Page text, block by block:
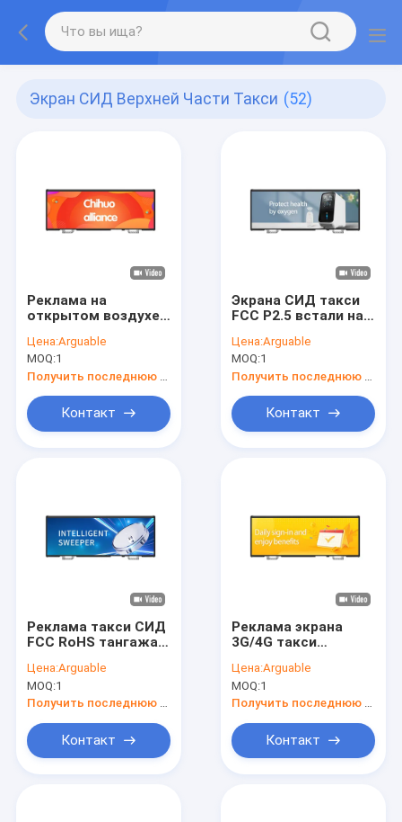
Экран СИД Верхней Части Такси (52)
Реклама на
открытом воздухе
яркости экрана СИД
такси 100W
верхнего верхняя
Цена:Arguable
MOQ:1
Контакт
Экрана СИД такси
FCC P2.5 встали на
который верхние
части такси цифров
разрешения
верхнего высокие
Цена:Arguable
MOQ:1
Контакт
Реклама такси СИД
FCC RoHS тангажа
СИД верхней части
такси OEM верхняя
Цена:Arguable
MOQ:1
Контакт
Реклама экрана
3G/4G такси
дистанционного
управления P5
верхняя 960*320mm
Цена:Arguable
MOQ:1
Контакт